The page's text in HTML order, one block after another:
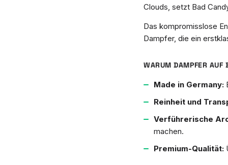
Clouds, setzt Bad
Das kompromisslose
Dampfer, die ein
WARUM DAMPFER AUF
Made in Germany:
Reinheit und
Verführerische
machen.
Premium-Qualität: